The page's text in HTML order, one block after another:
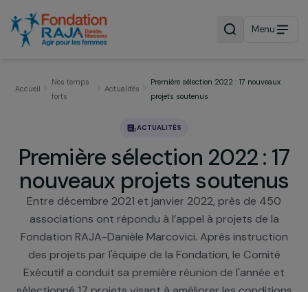
Menu
Actualités
Première sélection 2022 :
nouveaux projets
Entre décembre 2021 et janvier 2022, près de
associations ont répondu à l’appel à projets de
Fondation RAJA-Danièle Marcovici. Après
des projets par l'équipe de la Fondation, le